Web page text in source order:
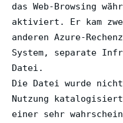
das Web-Browsing
aktiviert. Er kam
anderen Azure-
System, separate
Datei.
Die Datei wurde
Nutzung
einer sehr